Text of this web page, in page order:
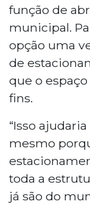
função de
municipal.
opção uma
de
que o
fins.
“Isso
mesmo
toda a
já são do